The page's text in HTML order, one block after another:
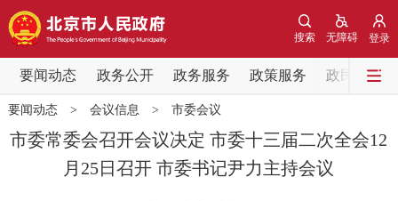
登录
无障碍
搜索
要闻动态 政务公开 政务服务 政策服务 政民互动
要闻动态
党中央精神 国务院信息
北京要闻 会议信息 部门动态
要闻动态> 会议信息 > 市委会议
市委常委会召开会议决定 市委十三届二次全会12
月25日召开 市委书记尹力主持会议